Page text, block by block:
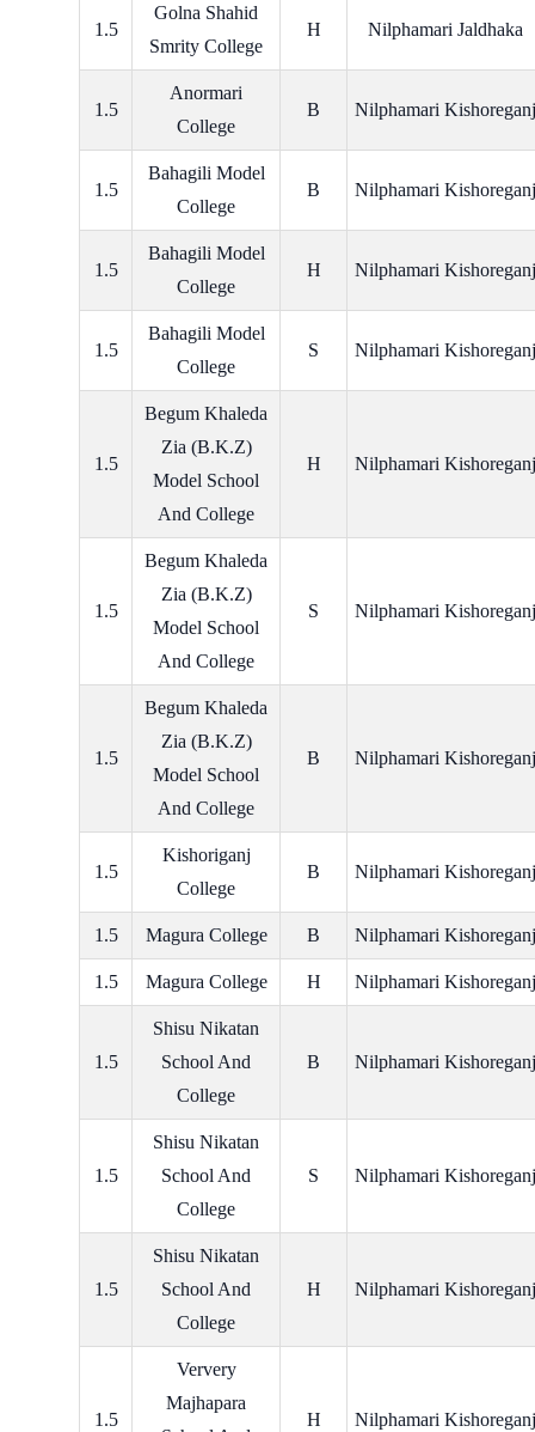
1.5
Golna Shahid
Smrity College
H Nilphamari Jaldhaka
1.5
Anormari
College
B Nilphamari Kishoreganj
1.5
Bahagili Model
College
B Nilphamari Kishoreganj
1.5
Bahagili Model
College
H Nilphamari Kishoreganj
1.5
Bahagili Model
College
S Nilphamari Kishoreganj
1.5
Begum Khaleda
Zia (B.K.Z)
Model School
And College
H Nilphamari Kishoreganj
1.5
Begum Khaleda
Zia (B.K.Z)
Model School
And College
S Nilphamari Kishoreganj
1.5
Begum Khaleda
Zia (B.K.Z)
Model School
And College
B Nilphamari Kishoreganj
1.5
Kishoriganj
College
B Nilphamari Kishoreganj
1.5 Magura College B Nilphamari Kishoreganj
1.5 Magura College H Nilphamari Kishoreganj
1.5
Shisu Nikatan
School And
College
B Nilphamari Kishoreganj
1.5
Shisu Nikatan
School And
College
S Nilphamari Kishoreganj
1.5
Shisu Nikatan
School And
College
H Nilphamari Kishoreganj
1.5
Ververy
Majhapara
H Nilphamari Kishoreganj